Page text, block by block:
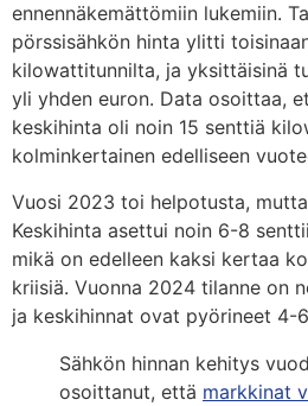
ennennäkemättömiin lukemiin.
pörssisähkön hinta ylitti
kilowattitunnilta, ja yksittäisinä
yli yhden euron. Data osoittaa,
keskihinta oli noin 15 senttiä
kolminkertainen edelliseen
Vuosi 2023 toi helpotusta,
Keskihinta asettui noin 6-8
mikä on edelleen kaksi kertaa
kriisiä. Vuonna 2024 tilanne on
ja keskihinnat ovat pyörineet 4-
Sähkön hinnan kehitys
osoittanut, että markkinat